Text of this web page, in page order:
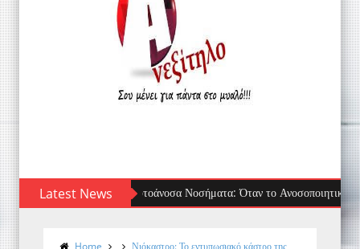
Latest News Τσίμπημα μέδουσας: πρώτες βοήθειες, τι να
Home
Νιόκαστρο: Το εντυπωσιακό κάστρο της